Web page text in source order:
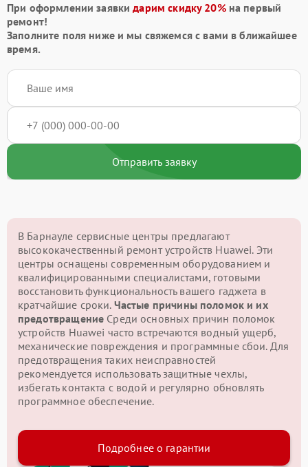
При оформлении заявкидарим скидку 20%на первый
ремонт!
Заполните поля ниже и мы свяжемся с вами в ближайшее
время.
Отправить заявку
В Барнауле сервисные центры предлагают
высококачественный ремонт устройств Huawei. Эти
центры оснащены современным оборудованием и
квалифицированными специалистами, готовыми
восстановить функциональность вашего гаджета в
кратчайшие сроки. Частые причины поломок и их
предотвращение Среди основных причин поломок
устройств Huawei часто встречаются водный ущерб,
механические повреждения и программные сбои. Для
предотвращения таких неисправностей
рекомендуется использовать защитные чехлы,
избегать контакта с водой и регулярно обновлять
программное обеспечение.
Подробнее о гарантии